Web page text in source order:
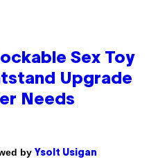
Sex Toy
Upgrade
Needs
by Ysolt Usigan